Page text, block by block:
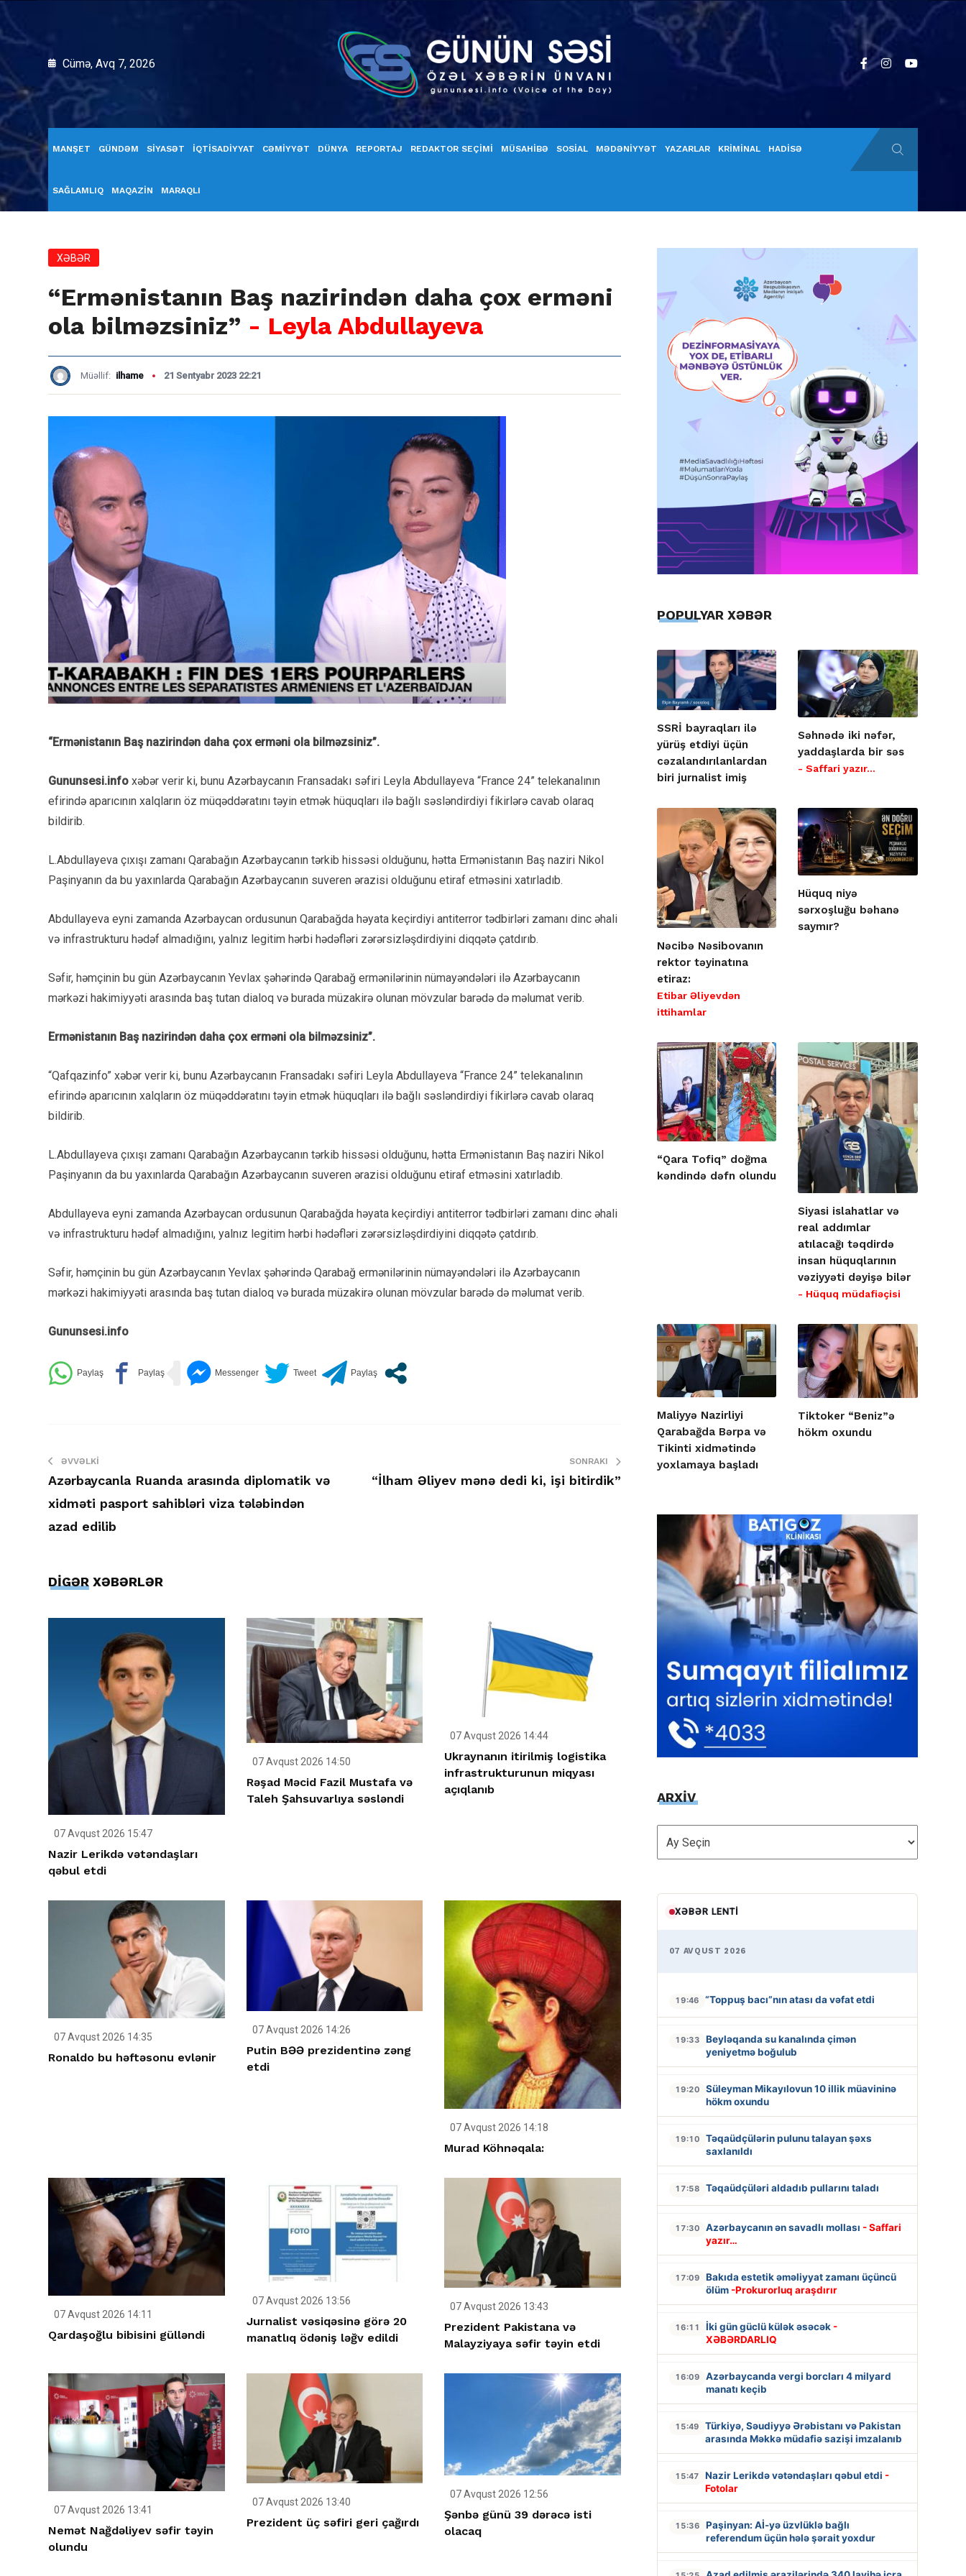
Cümə, Avq 7, 2026
MANŞET GÜNDƏM SİYASƏT İQTİSADİYYAT CƏMİYYƏT DÜNYA REPORTAJ REDAKTOR SEÇİMİ MÜSAHİBƏ SOSİAL MƏDƏNİYYƏT YAZARLAR KRİMİNAL HADİSƏ
SAĞLAMLIQ MAQAZİN MARAQLI
XƏBƏR
“Ermənistanın Baş nazirindən daha çox erməni
ola bilməzsiniz” - Leyla Abdullayeva
Müəllif: ilhame 21 Sentyabr 2023 22:21
“Ermənistanın Baş nazirindən daha çox erməni ola bilməzsiniz”.
Gununsesi.info xəbər verir ki, bunu Azərbaycanın Fransadakı səfiri Leyla Abdullayeva “France 24” telekanalının
efirində aparıcının xalqların öz müqəddəratını təyin etmək hüquqları ilə bağlı səsləndirdiyi fikirlərə cavab olaraq
bildirib.
L.Abdullayeva çıxışı zamanı Qarabağın Azərbaycanın tərkib hissəsi olduğunu, hətta Ermənistanın Baş naziri Nikol
Paşinyanın da bu yaxınlarda Qarabağın Azərbaycanın suveren ərazisi olduğunu etiraf etməsini xatırladıb.
Abdullayeva eyni zamanda Azərbaycan ordusunun Qarabağda həyata keçirdiyi antiterror tədbirləri zamanı dinc əhali
və infrastrukturu hədəf almadığını, yalnız legitim hərbi hədəfləri zərərsizləşdirdiyini diqqətə çatdırıb.
Səfir, həmçinin bu gün Azərbaycanın Yevlax şəhərində Qarabağ ermənilərinin nümayəndələri ilə Azərbaycanın
mərkəzi hakimiyyəti arasında baş tutan dialoq və burada müzakirə olunan mövzular barədə də məlumat verib.
Ermənistanın Baş nazirindən daha çox erməni ola bilməzsiniz”.
“Qafqazinfo” xəbər verir ki, bunu Azərbaycanın Fransadakı səfiri Leyla Abdullayeva “France 24” telekanalının
efirində aparıcının xalqların öz müqəddəratını təyin etmək hüquqları ilə bağlı səsləndirdiyi fikirlərə cavab olaraq
bildirib.
L.Abdullayeva çıxışı zamanı Qarabağın Azərbaycanın tərkib hissəsi olduğunu, hətta Ermənistanın Baş naziri Nikol
Paşinyanın da bu yaxınlarda Qarabağın Azərbaycanın suveren ərazisi olduğunu etiraf etməsini xatırladıb.
Abdullayeva eyni zamanda Azərbaycan ordusunun Qarabağda həyata keçirdiyi antiterror tədbirləri zamanı dinc əhali
və infrastrukturu hədəf almadığını, yalnız legitim hərbi hədəfləri zərərsizləşdirdiyini diqqətə çatdırıb.
Səfir, həmçinin bu gün Azərbaycanın Yevlax şəhərində Qarabağ ermənilərinin nümayəndələri ilə Azərbaycanın
mərkəzi hakimiyyəti arasında baş tutan dialoq və burada müzakirə olunan mövzular barədə də məlumat verib.
Gununsesi.info
ƏVVƏLKI
Azərbaycanla Ruanda arasında diplomatik və
xidməti pasport sahibləri viza tələbindən
azad edilib
SONRAKI
“İlham Əliyev mənə dedi ki, işi bitirdik”
DİGƏR XƏBƏRLƏR
07 Avqust 2026 15:47
Nazir Lerikdə vətəndaşları
qəbul etdi
07 Avqust 2026 14:50
Rəşad Məcid Fazil Mustafa və
Taleh Şahsuvarlıya səsləndi
07 Avqust 2026 14:44
Ukraynanın itirilmiş logistika
infrastrukturunun miqyası
açıqlanıb
07 Avqust 2026 14:35
Ronaldo bu həftəsonu evlənir
07 Avqust 2026 14:26
Putin BƏƏ prezidentinə zəng
etdi
07 Avqust 2026 14:18
Murad Köhnəqala:
07 Avqust 2026 14:11
Qardaşoğlu bibisini gülləndi
07 Avqust 2026 13:56
Jurnalist vəsiqəsinə görə 20
manatlıq ödəniş ləğv edildi
07 Avqust 2026 13:43
Prezident Pakistana və
Malayziyaya səfir təyin etdi
07 Avqust 2026 13:41
Nemət Nağdəliyev səfir təyin
olundu
07 Avqust 2026 13:40
Prezident üç səfiri geri çağırdı
07 Avqust 2026 12:56
Şənbə günü 39 dərəcə isti
olacaq
POPULYAR XƏBƏR
SSRİ bayraqları ilə
yürüş etdiyi üçün
cəzalandırılanlardan
biri jurnalist imiş
Səhnədə iki nəfər,
yaddaşlarda bir səs
- Saffari yazır…
Nəcibə Nəsibovanın
rektor təyinatına
etiraz:
Etibar Əliyevdən
ittihamlar
Hüquq niyə
sərxoşluğu bəhanə
saymır?
“Qara Tofiq” doğma
kəndində dəfn olundu
Siyasi islahatlar və
real addımlar
atılacağı təqdirdə
insan hüquqlarının
vəziyyəti dəyişə bilər
- Hüquq müdafiəçisi
Maliyyə Nazirliyi
Qarabağda Bərpa və
Tikinti xidmətində
yoxlamaya başladı
Tiktoker “Beniz”ə
hökm oxundu
ARXİV
ARXİV
XƏBƏR LENTI
07 AVQUST 2026
19:46 “Toppuş bacı”nın atası da vəfat etdi
19:33
Beyləqanda su kanalında çimən
yeniyetmə boğulub
19:20
Süleyman Mikayılovun 10 illik müavininə
hökm oxundu
19:10
Təqaüdçülərin pulunu talayan şəxs
saxlanıldı
17:58 Təqaüdçüləri aldadıb pullarını taladı
17:30 Azərbaycanın ən savadlı mollası - Saffari
yazır…
17:09
Bakıda estetik əməliyyat zamanı üçüncü
ölüm -Prokurorluq araşdırır
16:11 İki gün güclü külək əsəcək -
XƏBƏRDARLIQ
16:09
Azərbaycanda vergi borcları 4 milyard
manatı keçib
15:49
Türkiyə, Səudiyyə Ərəbistanı və Pakistan
arasında Məkkə müdafiə sazişi imzalanıb
15:47 Nazir Lerikdə vətəndaşları qəbul etdi -
Fotolar
15:36
Paşinyan: Aİ-yə üzvlüklə bağlı
referendum üçün hələ şərait yoxdur